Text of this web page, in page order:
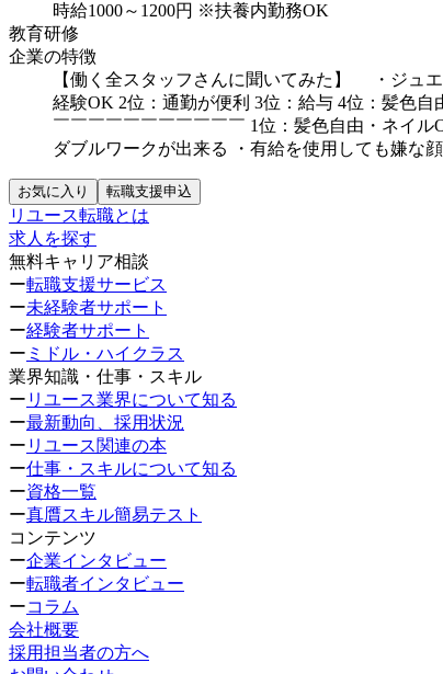
時給1000～1200円 ※扶養内勤務OK
教育研修
企業の特徴
【働く全スタッフさんに聞いてみた】
・ジュエ
経験OK 2位：通勤が便利 3位：給与 4位：髪色自
￣￣￣￣￣￣￣￣￣￣￣ 1位：髪色自由・ネイル
ダブルワークが出来る
・有給を使用しても嫌な
お気に入り 転職支援申込
リユース転職とは
求人を探す
無料キャリア相談
ー転職支援サービス
ー未経験者サポート
ー経験者サポート
ー ミドル・ハイクラス
業界知識・仕事・スキル
ー リユース業界について知る
ー最新動向、採用状況
ー リユース関連の本
ー仕事・スキルについて知る
ー資格一覧
ー真贋スキル簡易テスト
コンテンツ
ー企業インタビュー
ー転職者インタビュー
ーコラム
会社概要
採用担当者の方へ